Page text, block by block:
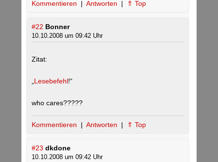
Kommentieren | Antworten | ⇑ Top
#22 Bonner
10.10.2008 um 09:42 Uhr
Zitat:
Lesebefehl!“
who cares?????
Kommentieren | Antworten | ⇑ Top
#23 dkdone
10.10.2008 um 09:42 Uhr